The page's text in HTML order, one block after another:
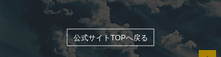
公式サイトTOPへ戻る